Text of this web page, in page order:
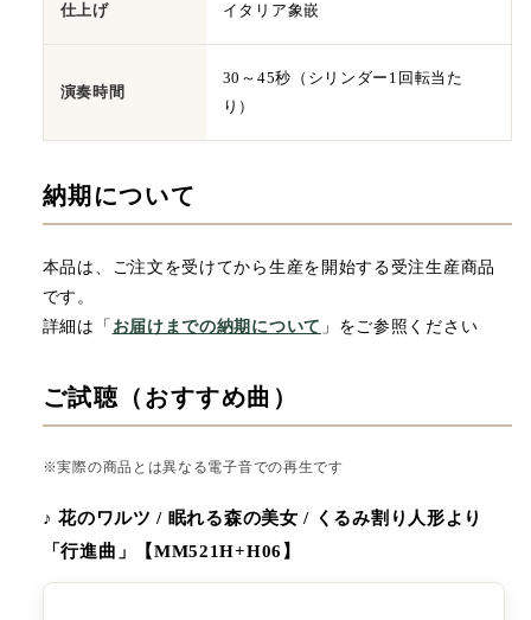
仕上げ イタリア象嵌
演奏時間
30～45秒（シリンダー1回転当た
り）
納期について
本品は、ご注文を受けてから生産を開始する受注生産商品
です。
詳細は「 お届けまでの納期について 」をご参照ください
ご試聴（おすすめ曲）
※実際の商品とは異なる電子音での再生です
♪ 花のワルツ / 眠れる森の美女 / くるみ割り人形より
「行進曲」【MM521H+H06】